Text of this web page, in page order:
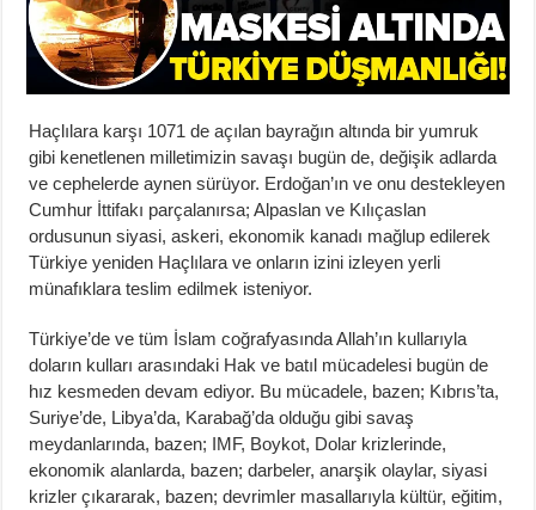
Haçlılara karşı 1071 de açılan bayrağın altında bir yumruk
gibi kenetlenen milletimizin savaşı bugün de, değişik adlarda
ve cephelerde aynen sürüyor. Erdoğan’ın ve onu destekleyen
Cumhur İttifakı parçalanırsa; Alpaslan ve Kılıçaslan
ordusunun siyasi, askeri, ekonomik kanadı mağlup edilerek
Türkiye yeniden Haçlılara ve onların izini izleyen yerli
münafıklara teslim edilmek isteniyor.
Türkiye’de ve tüm İslam coğrafyasında Allah’ın kullarıyla
doların kulları arasındaki Hak ve batıl mücadelesi bugün de
hız kesmeden devam ediyor. Bu mücadele, bazen; Kıbrıs’ta,
Suriye’de, Libya’da, Karabağ’da olduğu gibi savaş
meydanlarında, bazen; IMF, Boykot, Dolar krizlerinde,
ekonomik alanlarda, bazen; darbeler, anarşik olaylar, siyasi
krizler çıkararak, bazen; devrimler masallarıyla kültür, eğitim,